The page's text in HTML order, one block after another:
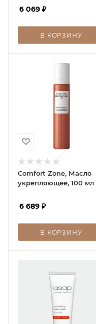
6 069 ₽
В КОРЗИНУ
Comfort Zone, Масло
укрепляющее, 100 мл
6 689 ₽
В КОРЗИНУ